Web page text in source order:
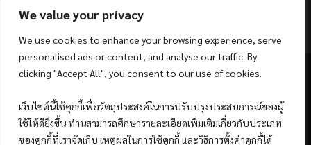
We value your privacy
We use cookies to enhance your browsing experience, serve
personalised ads or content, and analyse our traffic. By
clicking "Accept All", you consent to our use of cookies.
เว็บไซต์นี้ใช้คุกกี้เพื่อวัตถุประสงค์ในการปรับปรุงประสบการณ์ของผู้
ใช้ให้ดียิ่งขึ้น ท่านสามารถศึกษารายละเอียดเพิ่มเติมเกี่ยวกับประเภท
ของคุกกี้ที่เราจัดเก็บ เหตุผลในการใช้คุกกี้ และวิธีการตั้งค่าคุกกี้ได้
– บล. บียอนด์ จำกัด (มหาชน)
FacebookYouTube